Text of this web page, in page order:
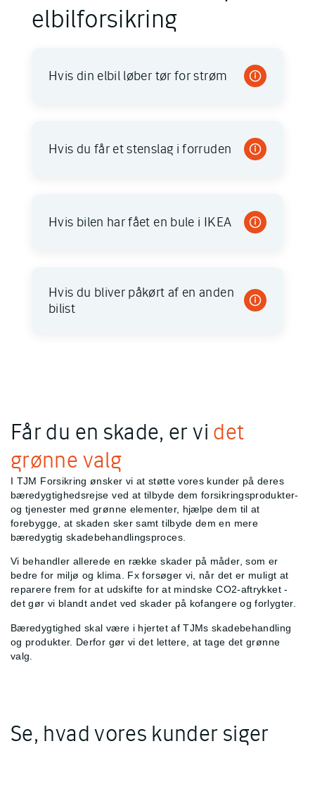
elbilforsikring
Hvis din elbil løber tør for strøm
Hvis du får et stenslag i forruden
Hvis bilen har fået en bule i IKEA
Hvis du bliver påkørt af en anden
bilist
Får du en skade, er vi det
grønne valg
I TJM Forsikring ønsker vi at støtte vores kunder på deres
bæredygtighedsrejse ved at tilbyde dem forsikringsprodukter-
og tjenester med grønne elementer, hjælpe dem til at
forebygge, at skaden sker samt tilbyde dem en mere
bæredygtig skadebehandlingsproces.
Vi behandler allerede en række skader på måder, som er
bedre for miljø og klima. Fx forsøger vi, når det er muligt at
reparere frem for at udskifte for at mindske CO2-aftrykket -
det gør vi blandt andet ved skader på kofangere og forlygter.
Bæredygtighed skal være i hjertet af TJMs skadebehandling
og produkter. Derfor gør vi det lettere, at tage det grønne
valg.
Se, hvad vores kunder siger